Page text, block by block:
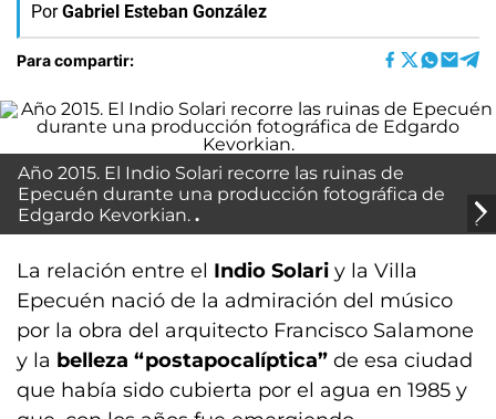
Por Gabriel Esteban González
Para compartir:
Año 2015. El Indio Solari recorre las ruinas de
Epecuén durante una producción fotográfica de
Edgardo Kevorkian.
La relación entre el Indio Solari y la Villa
Epecuén nació de la admiración del músico
por la obra del arquitecto Francisco Salamone
y la belleza “postapocalíptica” de esa ciudad
que había sido cubierta por el agua en 1985 y